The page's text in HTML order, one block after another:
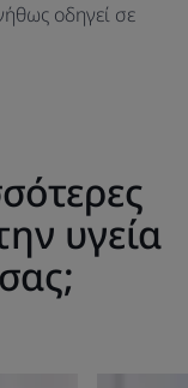
οδηγεί σε
υγεία